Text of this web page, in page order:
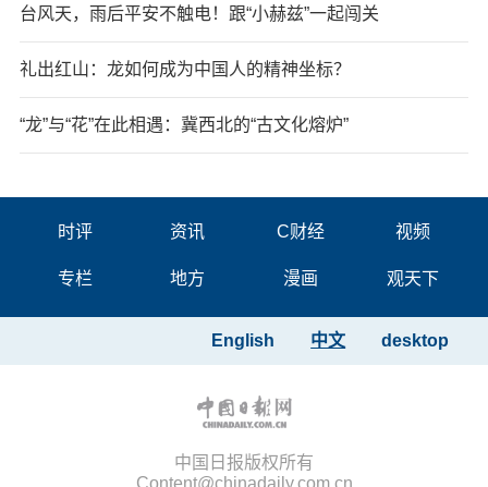
台风天，雨后平安不触电！跟“小赫兹”一起闯关
礼出红山：龙如何成为中国人的精神坐标？
“龙”与“花”在此相遇：冀西北的“古文化熔炉”
时评 资讯 C财经 视频
专栏 地方 漫画 观天下
desktop
中文
English
中国日报版权所有
Content@chinadaily.com.cn